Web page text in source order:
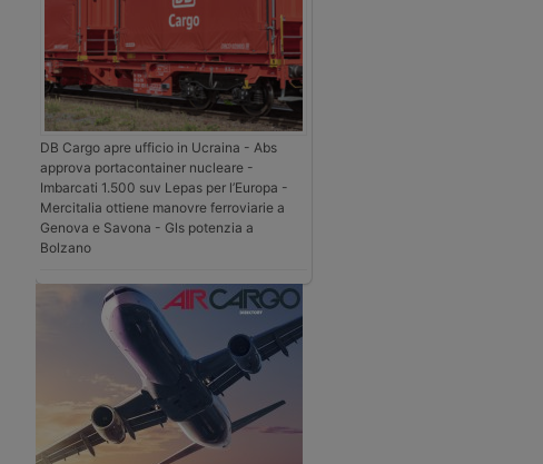
DB Cargo apre ufficio in Ucraina - Abs
approva portacontainer nucleare -
Imbarcati 1.500 suv Lepas per l’Europa -
Mercitalia ottiene manovre ferroviarie a
Genova e Savona - Gls potenzia a
Bolzano